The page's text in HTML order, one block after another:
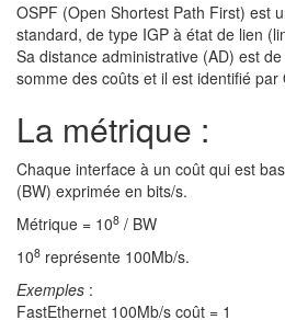
OSPF (Open Shortest Path First) est
standard, de type IGP à état de lien
Sa distance administrative (AD) est
somme des coûts et il est identifié
La métrique :
Chaque interface à un coût qui est
(BW) exprimée en bits/s.
Métrique = 108 / BW
108 représente 100Mb/s.
Exemples :
FastEthernet 100Mb/s coût = 1